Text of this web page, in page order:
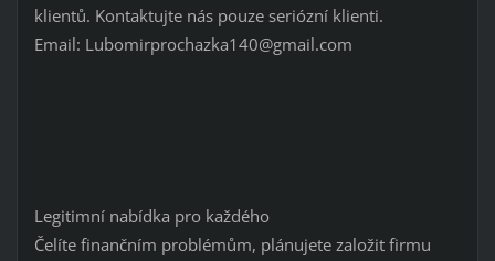
klientů. Kontaktujte nás pouze seriózní klienti.
Email: Lubomirprochazka140@gmail.com
Legitimní nabídka pro každého
Čelíte finančním problémům, plánujete založit firmu